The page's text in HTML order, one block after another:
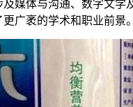
媒体与沟通、数字文学
广袤的学术和职业前景。